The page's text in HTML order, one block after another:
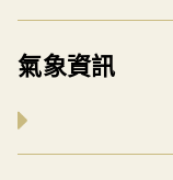
氣象資訊